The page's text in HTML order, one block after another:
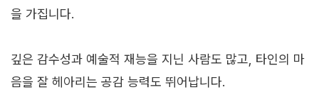
을 가집니다.
깊은 감수성과 예술적 재능을 지닌 사람도 많고, 타인의 마
음을 잘 헤아리는 공감 능력도 뛰어납니다.